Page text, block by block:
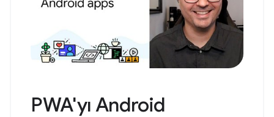
PWA'yı Android